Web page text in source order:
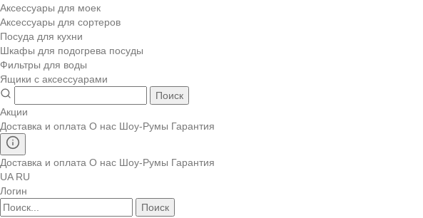
Аксессуары для моек
Аксессуары для сортеров
Посуда для кухни
Шкафы для подогрева посуды
Фильтры для воды
Ящики с аксессуарами
Поиск
Акции
Доставка и оплата О нас Шоу-Румы Гарантия
Доставка и оплата О нас Шоу-Румы Гарантия
UA RU
Логин
Поиск